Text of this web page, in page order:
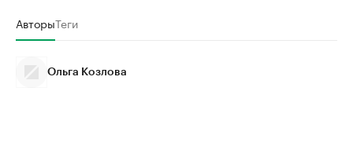
АвторыТеги
Ольга Козлова